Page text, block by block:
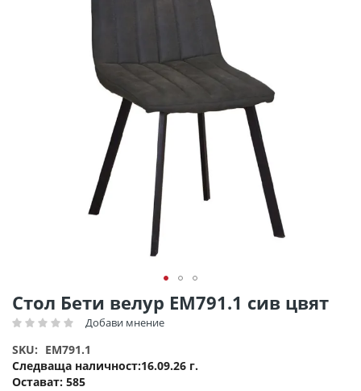
Стол Бети велур ΕΜ791.1 сив цвят
Рейтинг: Добави мнение
Остават: 585
SKU
EM791.1
Следваща наличност 16.09.26 г.
Преминете
към
началото
на
галерия
със